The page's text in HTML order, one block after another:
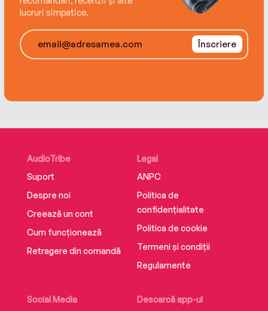
lucruri simpatice.
Înscriere
AudioTribe
Suport
Despre noi
Creează un cont
Cum funcționează
Retragere din comandă
Social Media
Descarcă app-ul
Legal
ANPC
Politica de
confidențialitate
Politica de cookie
Termeni și condiții
Regulamente